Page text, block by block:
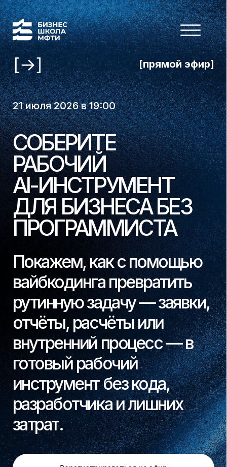
Зарегистрироваться на эфир
[прямой эфир]
СОБЕРИТЕ
РАБОЧИЙ
AI-ИНСТРУМЕНТ
ДЛЯ БИЗНЕСА БЕЗ
ПРОГРАММИСТА
Покажем, как с помощью
вайбкодинга превратить
рутинную задачу — заявки,
отчёты, расчёты или
внутренний процесс — в
готовый рабочий
инструмент без кода,
разработчика и лишних
затрат.
21 июля 2026 в 19:00
ЮРИЙ
ГОЛОВКО